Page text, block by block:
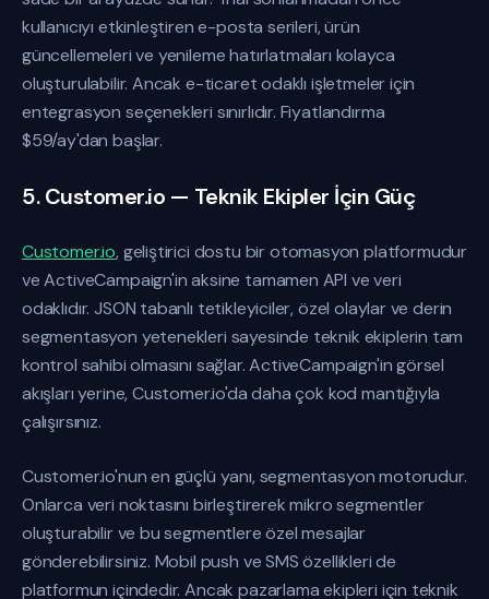
kullanıcıyı etkinleştiren e-posta serileri, ürün
güncellemeleri ve yenileme hatırlatmaları kolayca
oluşturulabilir. Ancak e-ticaret odaklı işletmeler için
entegrasyon seçenekleri sınırlıdır. Fiyatlandırma
$59/ay'dan başlar.
5. Customer.io — Teknik Ekipler İçin Güç
Customer.io, geliştirici dostu bir otomasyon platformudur
ve ActiveCampaign'in aksine tamamen API ve veri
odaklıdır. JSON tabanlı tetikleyiciler, özel olaylar ve derin
segmentasyon yetenekleri sayesinde teknik ekiplerin tam
kontrol sahibi olmasını sağlar. ActiveCampaign'in görsel
akışları yerine, Customer.io'da daha çok kod mantığıyla
çalışırsınız.
Customer.io'nun en güçlü yanı, segmentasyon motorudur.
Onlarca veri noktasını birleştirerek mikro segmentler
oluşturabilir ve bu segmentlere özel mesajlar
gönderebilirsiniz. Mobil push ve SMS özellikleri de
platformun içindedir. Ancak pazarlama ekipleri için teknik